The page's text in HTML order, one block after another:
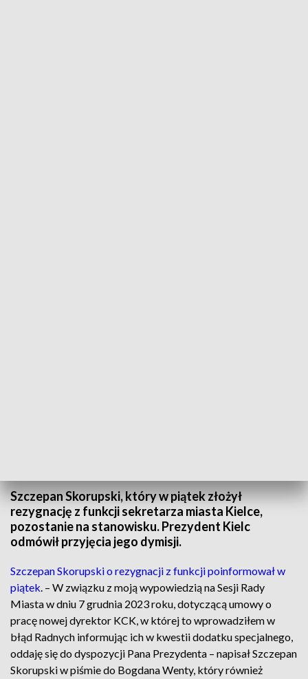
Szczepan Skorupski, który w piątek złożył
rezygnację z funkcji sekretarza miasta Kielce,
pozostanie na stanowisku. Prezydent Kielc
odmówił przyjęcia jego dymisji.
Szczepan Skorupski o rezygnacji z funkcji poinformował w
piątek. – W związku z moją wypowiedzią na Sesji Rady
Miasta w dniu 7 grudnia 2023 roku, dotyczącą umowy o
pracę nowej dyrektor KCK, w której to wprowadziłem w
błąd Radnych informując ich w kwestii dodatku specjalnego,
oddaję się do dyspozycji Pana Prezydenta – napisał Szczepan
Skorupski w piśmie do Bogdana Wenty, który również